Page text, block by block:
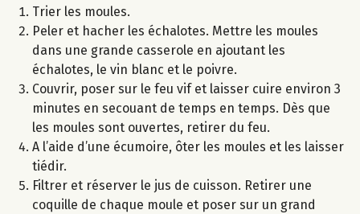
Trier les moules.
Peler et hacher les échalotes. Mettre les moules
dans une grande casserole en ajoutant les
échalotes, le vin blanc et le poivre.
Couvrir, poser sur le feu vif et laisser cuire environ 3
minutes en secouant de temps en temps. Dès que
les moules sont ouvertes, retirer du feu.
A l’aide d’une écumoire, ôter les moules et les laisser
tiédir.
Filtrer et réserver le jus de cuisson. Retirer une
coquille de chaque moule et poser sur un grand